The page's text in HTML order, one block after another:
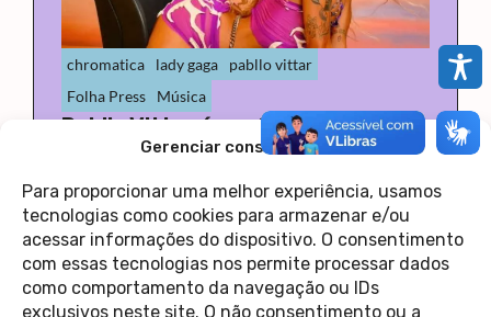
Gerenciar consentimento
Para proporcionar uma melhor experiência, usamos
tecnologias como cookies para armazenar e/ou
acessar informações do dispositivo. O consentimento
com essas tecnologias nos permite processar dados
como comportamento da navegação ou IDs
exclusivos neste site. O não consentimento ou a
chromatica lady gaga
pabllo vittar
Folha Press
Música
Pabllo Vittar é confirmada em
álbum de Lady Gaga
Contato
Política de Privacidade
Perguntas Frequentes
copyright 2026